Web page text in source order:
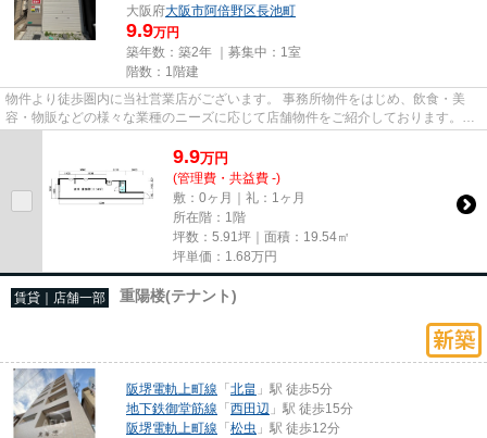
大阪府大阪市阿倍野区長池町
9.9万円
築年数：築2年 ｜募集中： 1室
階数：1階建
物件より徒歩圏内に当社営業店がございます。 事務所物件をはじめ、飲食・美
容・物販などの様々な業種のニーズに応じて店舗物件をご紹介しております。
尚、弊社ではおとり広告は一切...
9.9万円
(管理費・共益費 -)
敷：0ヶ月｜礼：1ヶ月
所在階：1階
坪数：5.91坪｜面積：19.54㎡
坪単価： 1.68万円
賃貸｜店舗一部 重陽楼(テナント)
阪堺電軌上町線 「北畠 」駅 徒歩5分
地下鉄御堂筋線 「西田辺 」駅 徒歩15分
阪堺電軌上町線 「松虫 」駅 徒歩12分